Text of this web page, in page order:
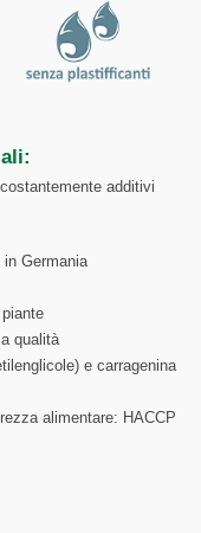
additivi
Germania
qualità
e carragenina
alimentare: HACCP